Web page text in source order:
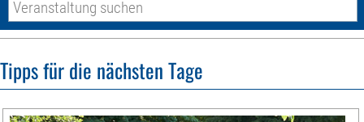
Tipps für die nächsten Tage